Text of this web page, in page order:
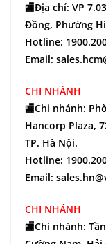
🏬Địa chỉ: VP
Đồng, Phường
Hotline:
Email:
CHI NHÁNH
🏬Chi nhánh:
Hancorp Plaza,
TP. Hà Nội.
Hotline:
Email:
CHI NHÁNH
🏬Chi nhánh: